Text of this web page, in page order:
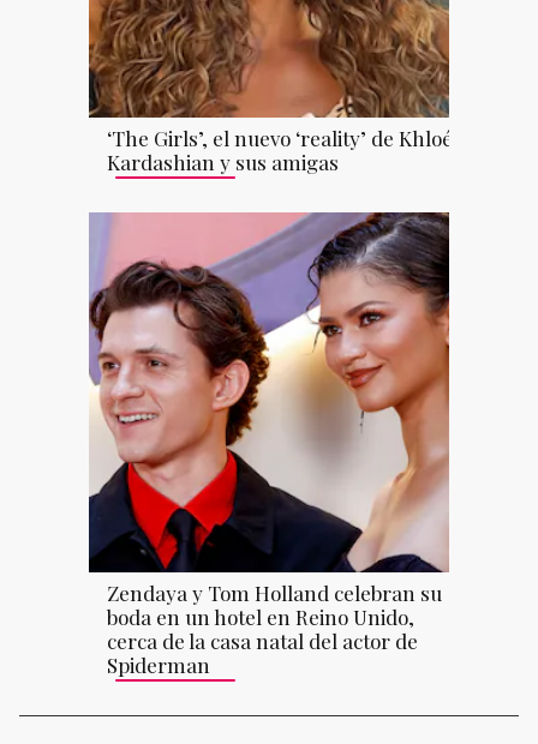
‘The Girls’, el nuevo ‘reality’ de Khloé
Kardashian y sus amigas
Zendaya y Tom Holland celebran su
boda en un hotel en Reino Unido,
cerca de la casa natal del actor de
Spiderman